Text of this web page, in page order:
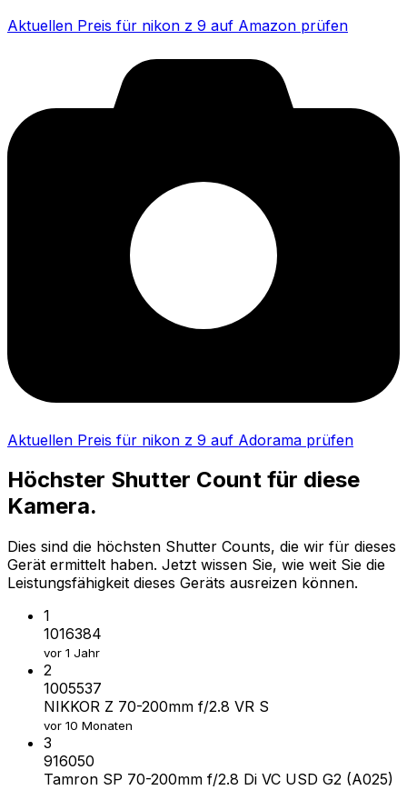
Aktuellen Preis für nikon z 9 auf Amazon prüfen
Aktuellen Preis für nikon z 9 auf Adorama prüfen
Höchster Shutter Count für diese
Kamera.
Dies sind die höchsten Shutter Counts, die wir für dieses
Gerät ermittelt haben. Jetzt wissen Sie, wie weit Sie die
Leistungsfähigkeit dieses Geräts ausreizen können.
1
1016384
vor 1 Jahr
2
1005537
NIKKOR Z 70-200mm f/2.8 VR S
vor 10 Monaten
3
916050
Tamron SP 70-200mm f/2.8 Di VC USD G2 (A025)